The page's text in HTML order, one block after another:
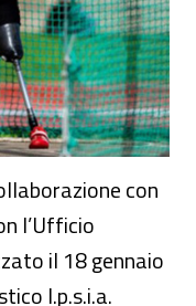
con
l’Ufficio
il 18 gennaio
I.p.s.i.a.